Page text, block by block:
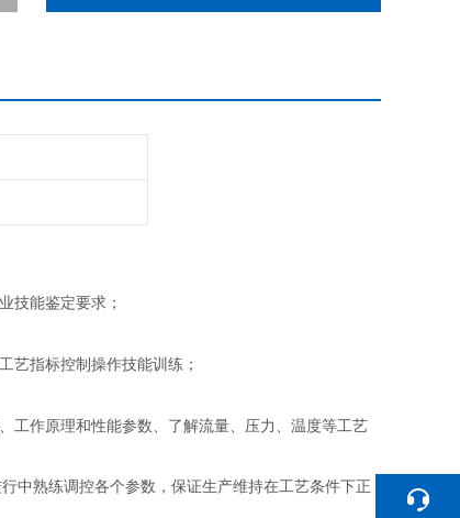
技能鉴定要求；
艺指标控制操作技能训练；
工作原理和性能参数、了解流量、压力、温度等工艺
中熟练调控各个参数，保证生产维持在工艺条件下正